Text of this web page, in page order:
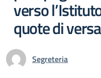
verso
quote di
Segreteria